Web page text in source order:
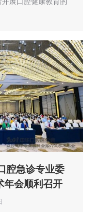
腔急诊专业委
年会顺利召开